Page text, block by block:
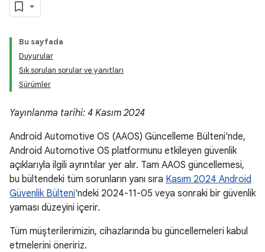
Bu sayfada
Duyurular
Sık sorulan sorular ve yanıtları
Sürümler
Yayınlanma tarihi: 4 Kasım 2024
Android Automotive OS (AAOS) Güncelleme Bülteni'nde,
Android Automotive OS platformunu etkileyen güvenlik
açıklarıyla ilgili ayrıntılar yer alır. Tam AAOS güncellemesi,
bu bültendeki tüm sorunların yanı sıra Kasım 2024 Android
Güvenlik Bülteni'ndeki 2024-11-05 veya sonraki bir güvenlik
yaması düzeyini içerir.
Tüm müşterilerimizin, cihazlarında bu güncellemeleri kabul
etmelerini öneririz.